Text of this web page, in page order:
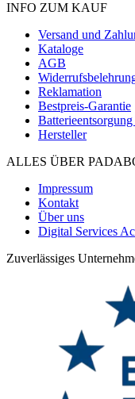
INFO ZUM KAUF
Versand und
Kataloge
AGB
Reklamation
Bestpreis-Garantie
Hersteller
ALLES ÜBER
Impressum
Kontakt
Über uns
Digital Services
Zuverlässiges